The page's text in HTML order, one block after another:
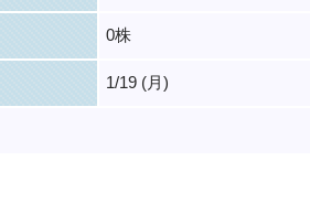
0株
1/19 (月)